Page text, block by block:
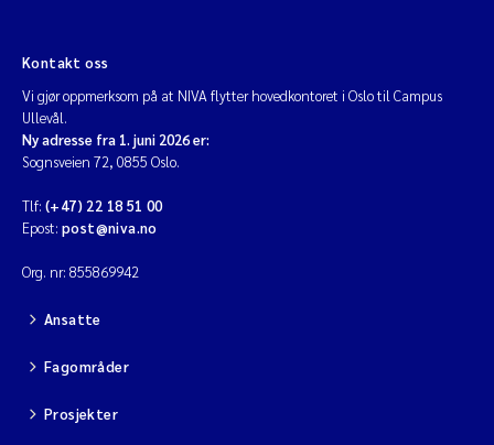
Kontakt oss
Vi gjør oppmerksom på at NIVA flytter hovedkontoret i Oslo til Campus
Ullevål.
Ny adresse fra 1. juni 2026 er:
Sognsveien 72, 0855 Oslo.
Tlf: (+47) 22 18 51 00
Epost: post@niva.no
Org. nr: 855869942
Ansatte
Fagområder
Prosjekter